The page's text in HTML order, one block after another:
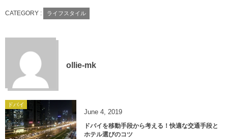
CATEGORY : ライフスタイル
ollie-mk
ドバイ
June 4, 2019
ドバイを移動手段から考える！快適な交通手段と
ホテル選びのコツ